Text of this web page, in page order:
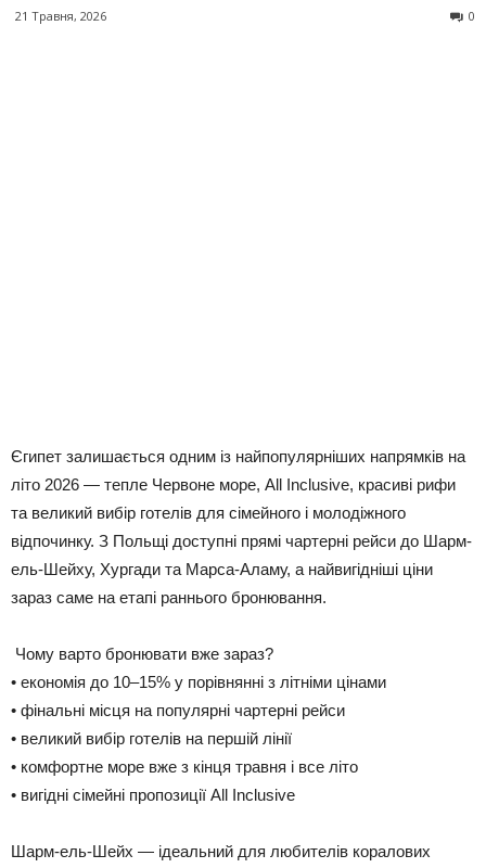
21 Травня, 2026 0
Єгипет залишається одним із найпопулярніших напрямків на
літо 2026 — тепле Червоне море, All Inclusive, красиві рифи
та великий вибір готелів для сімейного і молодіжного
відпочинку. З Польщі доступні прямі чартерні рейси до Шарм-
ель-Шейху, Хургади та Марса-Аламу, а найвигідніші ціни
зараз саме на етапі раннього бронювання.
Чому варто бронювати вже зараз?
• економія до 10–15% у порівнянні з літніми цінами
• фінальні місця на популярні чартерні рейси
• великий вибір готелів на першій лінії
• комфортне море вже з кінця травня і все літо
• вигідні сімейні пропозиції All Inclusive
Шарм-ель-Шейх — ідеальний для любителів коралових